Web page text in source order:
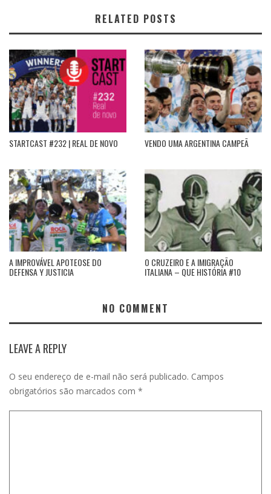
RELATED POSTS
STARTCAST #232 | REAL DE NOVO VENDO UMA ARGENTINA CAMPEÃ
A IMPROVÁVEL APOTEOSE DO
DEFENSA Y JUSTICIA
O CRUZEIRO E A IMIGRAÇÃO
ITALIANA – QUE HISTÓRIA #10
NO COMMENT
LEAVE A REPLY
O seu endereço de e-mail não será publicado. Campos
obrigatórios são marcados com *